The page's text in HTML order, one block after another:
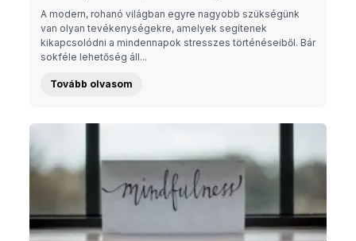
A modern, rohanó világban egyre nagyobb szükségünk
van olyan tevékenységekre, amelyek segítenek
kikapcsolódni a mindennapok stresszes történéseiből. Bár
sokféle lehetőség áll...
Tovább olvasom